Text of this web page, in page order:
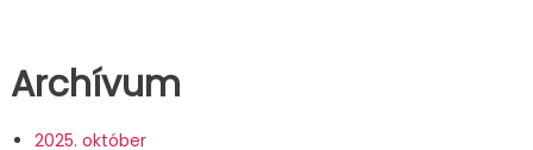
Archívum
2025. október